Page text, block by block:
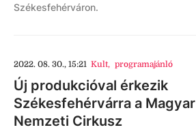
Székesfehérváron.
2022. 08. 30., 15:21 Kult, programajánló
Új produkcióval érkezik
Székesfehérvárra a Magyar
Nemzeti Cirkusz